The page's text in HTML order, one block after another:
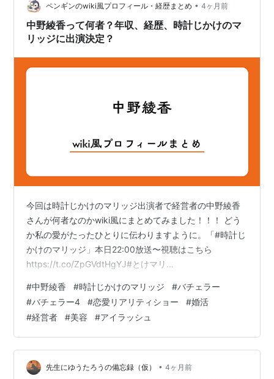
ペンギンのwiki風プロフィール・経歴まとめ • 4ヶ月前
中野綾香って何者？年収、経歴、時計じかけのマ
リッジに出演決定？
今回は時計じかけのマリッジ出演者で経営者の中野綾香
さんが何者なのかwiki風にまとめてみました！！！ どう
か私の愛がたったひとりに伝わりますように。「#時計じ
かけのマリッジ」本日22:00放送〜視聴はこちら
https://t.co/ZpGVdtHgYJ#とけマリ
(@nakanoooayaka) 2026年4月28日 中野綾香さんの基
本プロフィール 生年月日 年齢 出身地 身長 中野綾香さん
の経歴は？ アイラッシュ業界でキャリアを築く 株式会社
Mauiの代表としてサロン運営 サロン創業10周年の節目も
話題に 恋愛リアリティー番…
#中野綾香 #時計じかけのマリッジ #バチェラー
#バチェラー4 #恋愛リアリティショー #婚活
#経営者 #美容 #アイラッシュ
先生にゆうたろうの備忘録（仮） • 4ヶ月前